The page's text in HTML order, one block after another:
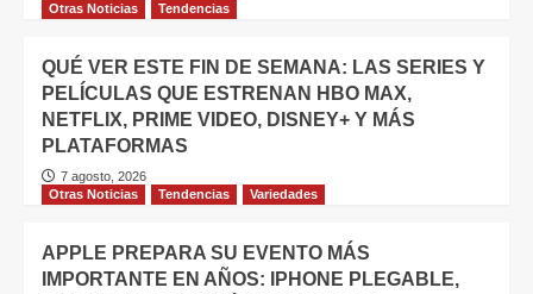
Otras Noticias
Tendencias
QUÉ VER ESTE FIN DE SEMANA: LAS SERIES Y
PELÍCULAS QUE ESTRENAN HBO MAX,
NETFLIX, PRIME VIDEO, DISNEY+ Y MÁS
PLATAFORMAS
7 agosto, 2026
Otras Noticias
Tendencias Variedades
APPLE PREPARA SU EVENTO MÁS
IMPORTANTE EN AÑOS: IPHONE PLEGABLE,